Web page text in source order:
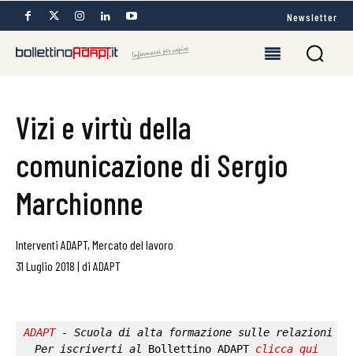
Newsletter
Vizi e virtù della
comunicazione di Sergio
Marchionne
Interventi ADAPT, Mercato del lavoro
31 Luglio 2018 | di ADAPT
ADAPT - Scuola di alta formazione sulle relazioni
Per iscriverti al Bollettino ADAPT clicca qui